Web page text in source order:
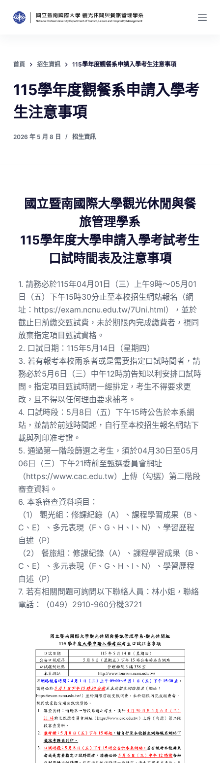
跳
至
內
首頁 招生資訊 115學年度觀餐系申請入學考生注意事項
115學年度觀餐系申請入學考
生注意事項
2026 年 5 月 8 日 招生資訊
國立暨南國際大學觀光休閒與餐
旅管理學系
115學年度大學申請入學考試考生
口試時間表及注意事項
1. 請務必於115年04月01日（三）上午9時～05月01
日（五）下午15時30分止至本校招生網站報名（網
址：https://exam.ncnu.edu.tw/7Uni.html），並於
截止日前繳交甄試費，未於期限內完成繳費者，視同
放棄指定項目甄試資格。
2. 口試日期：115年5月14日（星期四）
3. 若有報考本校兩系者或是需要指定口試時間者，請
務必於5月6日（三）中午12時前告知以利安排口試時
間。指定項目甄試時間一經排定，考生不得要求更
改，且不得以任何理由要求補考。
4. 口試時段：5月8日（五）下午15時公告於本系網
站，並請於前述時間起，自行至本校招生報名網站下
載與列印准考證。
5. 通過第一階段篩選之考生，須於04月30日至05月
06日（三）下午21時前至甄選委員會網址
（https://www.cac.edu.tw）上傳（勾選）第二階段
審查資料。
6. 本系審查資料項目：
（1） 觀光組：修課紀錄（A）、課程學習成果（B、
C、E）、多元表現（F、G、H、I、N）、學習歷程
自述（P）
（2） 餐旅組：修課紀錄（A）、課程學習成果（B、
C、E）、多元表現（F、G、H、I、N）、學習歷程
自述（P）
7. 若有相關問題可詢問以下聯絡人員：林小姐，聯絡
電話：（049）2910-960分機3721